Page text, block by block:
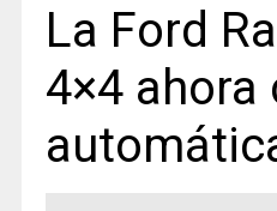
La Ford
4×4 ahora